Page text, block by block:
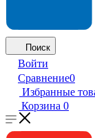
Поиск
Войти
Сравнение0
Избранные
Корзина 0